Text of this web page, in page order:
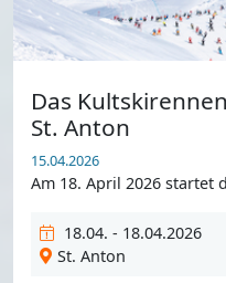
Das
St. Anton
15.04.2026
Am 18. April 2026 startet
18.04. - 18.04.2026
St. Anton